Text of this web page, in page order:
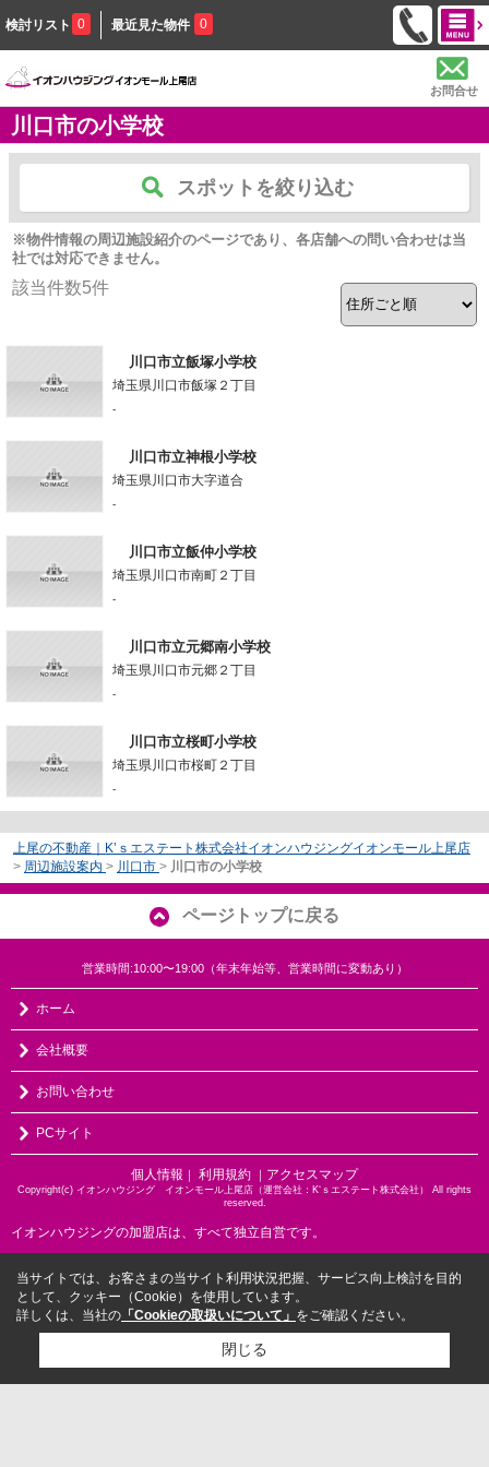
検討リスト 0 最近見た物件 0
お問合せ
川口市の小学校
スポットを絞り込む
※物件情報の周辺施設紹介のページであり、各店舗への問い合わせは当
社では対応できません。
該当件数5件
川口市立飯塚小学校
埼玉県川口市飯塚２丁目
-
川口市立神根小学校
埼玉県川口市大字道合
-
川口市立飯仲小学校
埼玉県川口市南町２丁目
-
川口市立元郷南小学校
埼玉県川口市元郷２丁目
-
川口市立桜町小学校
埼玉県川口市桜町２丁目
-
上尾の不動産｜K’ｓエステート株式会社イオンハウジングイオンモール上尾店
> 周辺施設案内 > 川口市 > 川口市の小学校
ページトップに戻る
営業時間:10:00〜19:00（年末年始等、営業時間に変動あり）
ホーム
会社概要
お問い合わせ
PCサイト
個人情報 ｜ 利用規約 ｜ アクセスマップ
Copyright(c) イオンハウジング イオンモール上尾店（運営会社：K‘ｓエステート株式会社） All rights
reserved.
イオンハウジングの加盟店は、すべて独立自営です。
当サイトでは、お客さまの当サイト利用状況把握、サービス向上検討を目的
として、クッキー（Cookie）を使用しています。
詳しくは、当社の 「Cookieの取扱いについて」 をご確認ください。
閉じる